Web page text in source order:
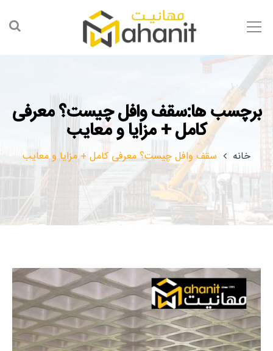
برچسب ها:سقف وافل چیست؟ معرفی
کامل + مزایا و معایب
خانه سقف وافل چیست؟ معرفی کامل + مزایا و معایب